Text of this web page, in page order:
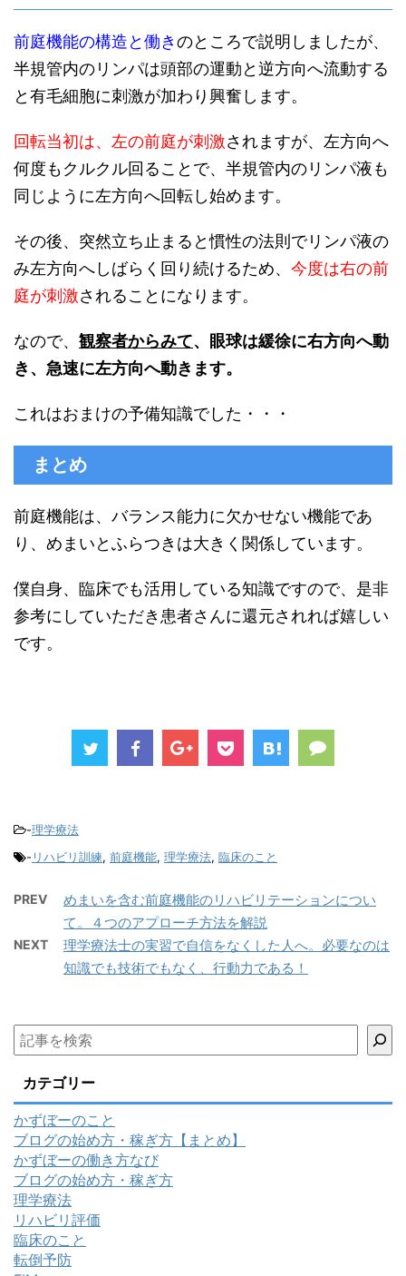
前庭機能の構造と働きのところで説明しましたが、
半規管内のリンパは頭部の運動と逆方向へ流動する
と有毛細胞に刺激が加わり興奮します。
回転当初は、左の前庭が刺激されますが、左方向へ
何度もクルクル回ることで、半規管内のリンパ液も
同じように左方向へ回転し始めます。
その後、突然立ち止まると慣性の法則でリンパ液の
み左方向へしばらく回り続けるため、 今度は右の前
庭が刺激されることになります。
なので、 観察者からみて、眼球は緩徐に右方向へ動
き、急速に左方向へ動きます。
これはおまけの予備知識でした・・・
まとめ
前庭機能は、バランス能力に欠かせない機能であ
り、めまいとふらつきは大きく関係しています。
僕自身、臨床でも活用している知識ですので、是非
参考にしていただき患者さんに還元されれば嬉しい
です。
-理学療法
- リハビリ訓練, 前庭機能, 理学療法, 臨床のこと
PREV
めまいを含む前庭機能のリハビリテーションについ
て。４つのアプローチ方法を解説
NEXT
理学療法士の実習で自信をなくした人へ。必要なのは
知識でも技術でもなく、行動力である！
カテゴリー
かずぼーのこと
ブログの始め方・稼ぎ方【まとめ】
かずぼーの働き方なび
ブログの始め方・稼ぎ方
理学療法
リハビリ評価
臨床のこと
転倒予防